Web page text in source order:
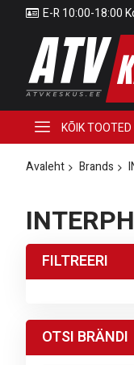
E-R 10:00-18:00
KÕIK TOOTED
Avaleht Brands
FILTREERI
OTSI BRÄNDI